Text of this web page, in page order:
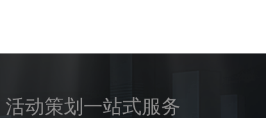
活动策划一站式服务